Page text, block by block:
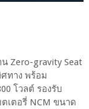
Zero-gravity Seat
ทาง พร้อม
โวลต์ รองรับ
เตอรี่ NCM ขนาด